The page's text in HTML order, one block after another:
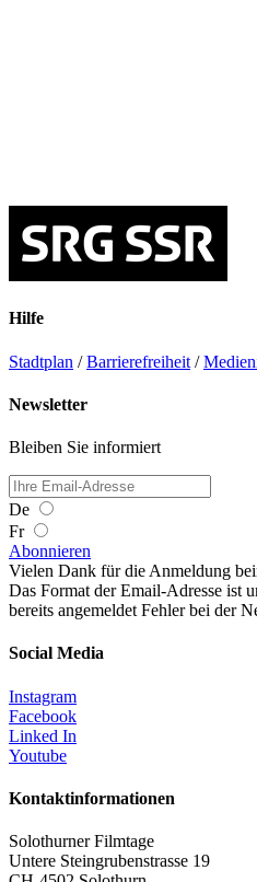
Hilfe
Stadtplan /Barrierefreiheit /
Newsletter
Bleiben Sie informiert
De
Fr
Abonnieren
Vielen Dank für die Anmeldung
Das Format der Email-Adresse ist
bereits angemeldet Fehler bei der
Social Media
Instagram
Facebook
Linked In
Youtube
Kontaktinformationen
Solothurner Filmtage
Untere Steingrubenstrasse 19